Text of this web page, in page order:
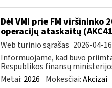
Dėl VMI prie FM viršininko
operacijų ataskaitų
Web turinio sąrašas 2026-04-16
Informuojame, kad buvo
Respublikos finansų
Metai: 2026 Mokesčiai:Akcizai